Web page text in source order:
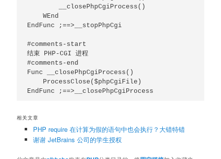
        __closePhpCgiProcess()
    WEnd
EndFunc ;==>__stopPhpCgi
#comments-start
结束 PHP-CGI 进程
#comments-end
Func __closePhpCgiProcess()
    ProcessClose($phpCgiFile)
EndFunc ;==>__closePhpCgiProcess
相关文章
PHP require 在计算为假的语句中也会执行？大错特错
谢谢 JetBrains 公司的学生授权